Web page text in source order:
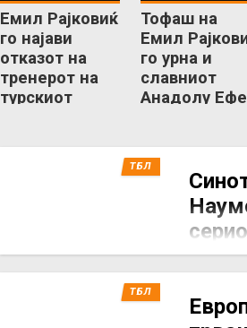
Емил Рајковиќ
го најави
отказот на
тренерот на
турскиот
Тофаш на
Емил
го урна и
славниот
Анадолу
ТБЛ
ТБЛ